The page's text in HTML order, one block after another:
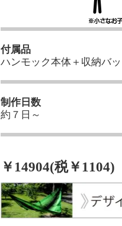
付属品
ハンモック本体＋収納バ
制作日数
約７日～
￥14904(税￥1104)